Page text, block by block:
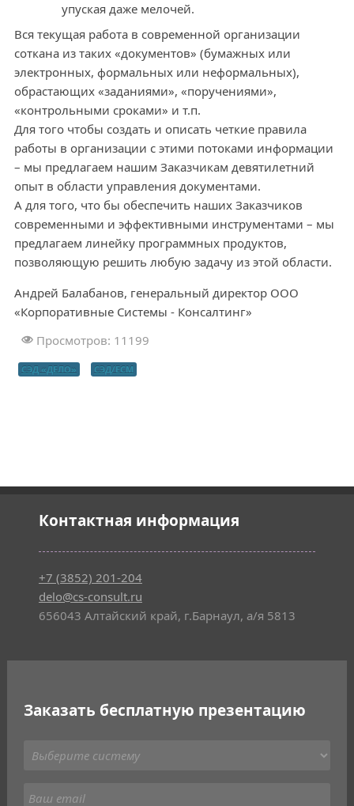
упуская даже мелочей.
Вся текущая работа в современной организации
соткана из таких «документов» (бумажных или
электронных, формальных или неформальных),
обрастающих «заданиями», «поручениями»,
«контрольными сроками» и т.п.
Для того чтобы создать и описать четкие правила
работы в организации с этими потоками информации
– мы предлагаем нашим Заказчикам девятилетний
опыт в области управления документами.
А для того, что бы обеспечить наших Заказчиков
современными и эффективными инструментами – мы
предлагаем линейку программных продуктов,
позволяющую решить любую задачу из этой области.
Андрей Балабанов, генеральный директор ООО
«Корпоративные Системы - Консалтинг»
Просмотров: 11199
СЭД «ДЕЛО» СЭД/ЕСМ
Контактная информация
+7 (3852) 201-204
delo@cs-consult.ru
656043 Алтайский край, г.Барнаул, а/я 5813
Заказать бесплатную презентацию